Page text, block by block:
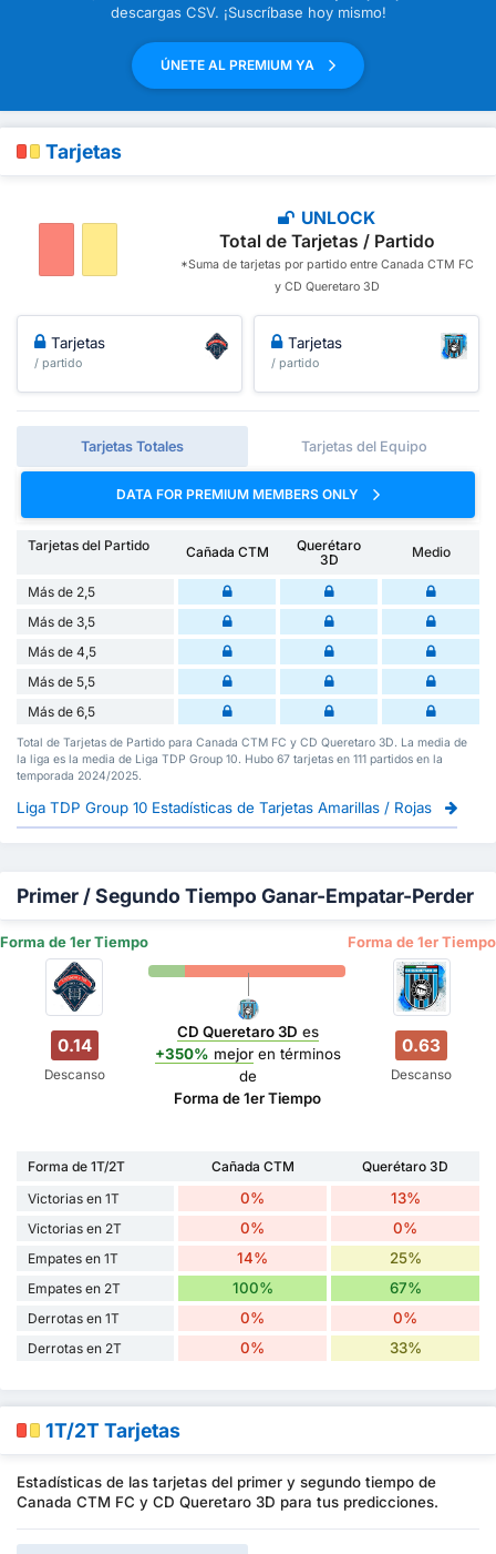
descargas CSV. ¡Suscríbase hoy mismo!
ÚNETE AL PREMIUM YA
Tarjetas
UNLOCK
Total de Tarjetas / Partido
*Suma de tarjetas por partido entre Canada CTM FC
y CD Queretaro 3D
Tarjetas
/ partido
Tarjetas
/ partido
Tarjetas Totales Tarjetas del Equipo
DATA FOR PREMIUM MEMBERS ONLY
Tarjetas del Partido Cañada CTM
Querétaro
3D
Medio
Más de 2,5
Más de 3,5
Más de 4,5
Más de 5,5
Más de 6,5
Total de Tarjetas de Partido para Canada CTM FC y CD Queretaro 3D. La media de
la liga es la media de Liga TDP Group 10. Hubo 67 tarjetas en 111 partidos en la
temporada 2024/2025.
Liga TDP Group 10 Estadísticas de Tarjetas Amarillas / Rojas
Primer / Segundo Tiempo Ganar-Empatar-Perder
Forma de 1er Tiempo Forma de 1er Tiempo
0.14
Descanso
CD Queretaro 3D es
+350% mejoren términos
de
Forma de 1er Tiempo
0.63
Descanso
Forma de 1T/2T Cañada CTM
Querétaro 3D
Victorias en 1T
0% 13%
Victorias en 2T 0% 0%
Empates en 1T 14% 25%
Empates en 2T 100% 67%
Derrotas en 1T 0% 0%
Derrotas en 2T 0% 33%
1T/2T Tarjetas
Estadísticas de las tarjetas del primer y segundo tiempo de
Canada CTM FC y CD Queretaro 3D para tus predicciones.